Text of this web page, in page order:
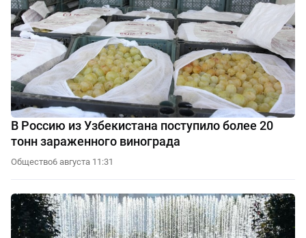
В Россию из Узбекистана поступило более 20
тонн зараженного винограда
Общество6 августа 11:31